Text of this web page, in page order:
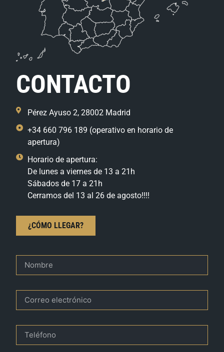
CONTACTO
Pérez Ayuso 2, 28002 Madrid
+34 660 796 189 (operativo en horario de
apertura)
Horario de apertura:
De lunes a viernes de 13 a 21h
Sábados de 17 a 21h
Cerramos del 13 al 26 de agosto!!!!
¿CÓMO LLEGAR?